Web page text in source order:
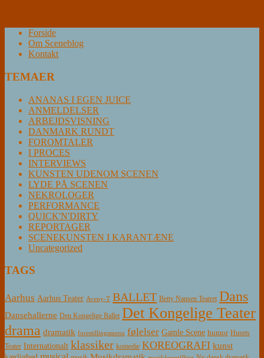
Forside
Om Sceneblog
Kontakt
TEMAER
ANANAS I EGEN JUICE
ANMELDELSER
ARBEJDSVISNING
DANMARK RUNDT
FOROMTALER
I PROCES
INTERVIEWS
KUNSTEN UDENOM SCENEN
LYDE PÅ SCENEN
NEKROLOGER
PERFORMANCE
QUICK'N'DIRTY
REPORTAGER
SCENEKUNSTEN I KARANTÆNE
Uncategorized
TAGS
Aarhus Aarhus Teater Aveny-T BALLET Betty Nansen Teatret Dans
Dansehallerne Den Kongelige Ballet Det Kongelige Teater
drama dramatik forestillingsmenu følelser Gamle Scene humor Husets
Teater Internationalt klassiker komedie KOREOGRAFI kunst